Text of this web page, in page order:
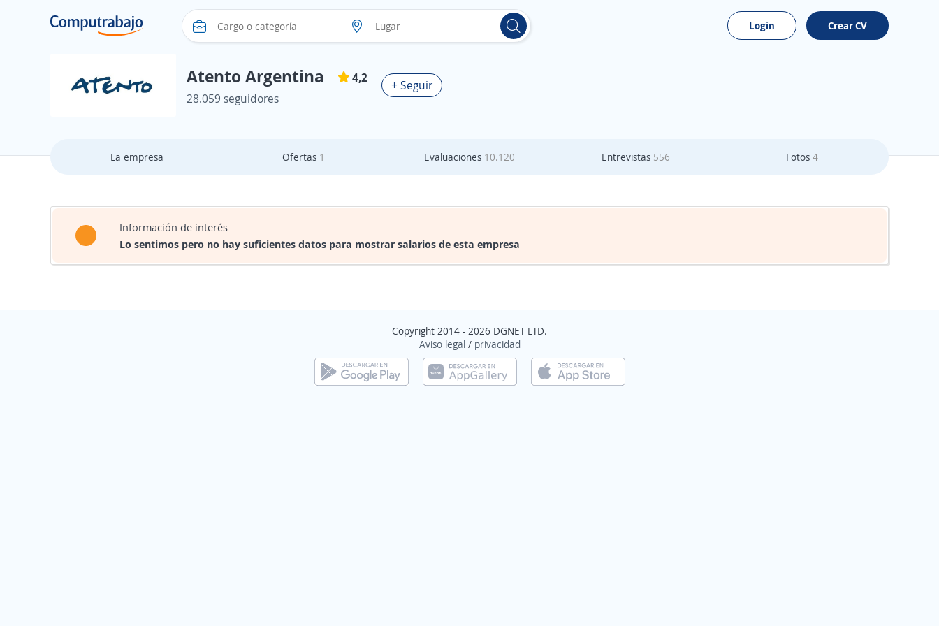
Login Crear CV
Atento Argentina
4,2
28.059 seguidores
+ Seguir
La empresa Ofertas 1 Evaluaciones 10.120 Entrevistas 556 Fotos 4
Información de interés
Lo sentimos pero no hay suficientes datos para mostrar salarios de esta empresa
Copyright 2014 - 2026 DGNET LTD.
Aviso legal/ privacidad